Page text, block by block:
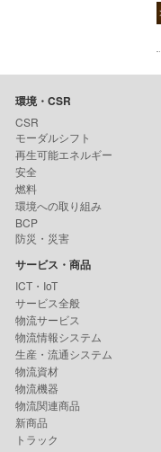
環境・CSR
CSR
モーダルシフト
再生可能エネルギー
安全
燃料
環境への取り組み
BCP
防災・災害
サービス・商品
ICT・IoT
サービス全般
物流サービス
物流情報システム
生産・流通システム
物流資材
物流機器
物流関連商品
新商品
トラック